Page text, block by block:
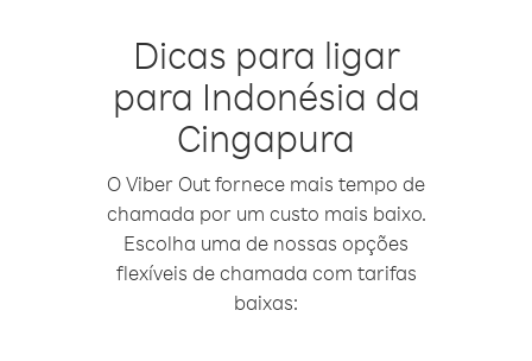
Dicas para ligar
para Indonésia da
Cingapura
O Viber Out fornece mais tempo de
chamada por um custo mais baixo.
Escolha uma de nossas opções
flexíveis de chamada com tarifas
baixas: